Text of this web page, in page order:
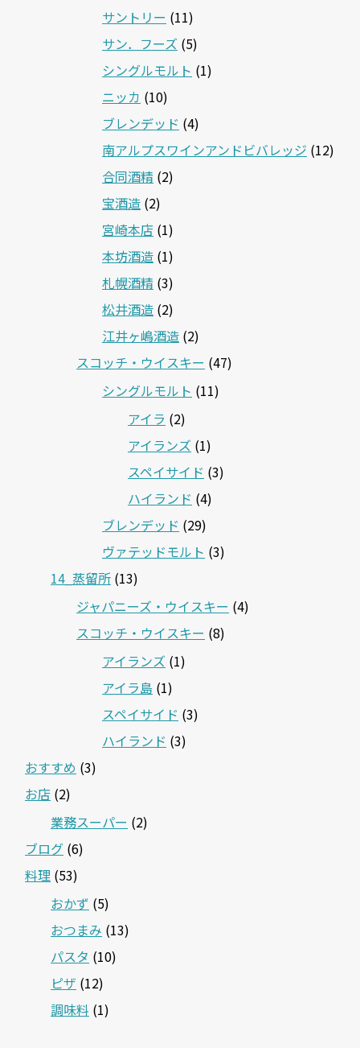
サントリー (11)
サン．フーズ (5)
シングルモルト (1)
ニッカ (10)
ブレンデッド (4)
南アルプスワインアンドビバレッジ (12)
合同酒精 (2)
宝酒造 (2)
宮崎本店 (1)
本坊酒造 (1)
札幌酒精 (3)
松井酒造 (2)
江井ヶ嶋酒造 (2)
スコッチ・ウイスキー (47)
シングルモルト (11)
アイラ (2)
アイランズ (1)
スペイサイド (3)
ハイランド (4)
ブレンデッド (29)
ヴァテッドモルト (3)
14_蒸留所 (13)
ジャパニーズ・ウイスキー (4)
スコッチ・ウイスキー (8)
アイランズ (1)
アイラ島 (1)
スペイサイド (3)
ハイランド (3)
おすすめ (3)
お店 (2)
業務スーパー (2)
ブログ (6)
料理 (53)
おかず (5)
おつまみ (13)
パスタ (10)
ピザ (12)
調味料 (1)